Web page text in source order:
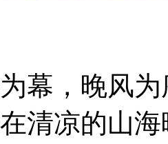
，晚风为
清凉的山